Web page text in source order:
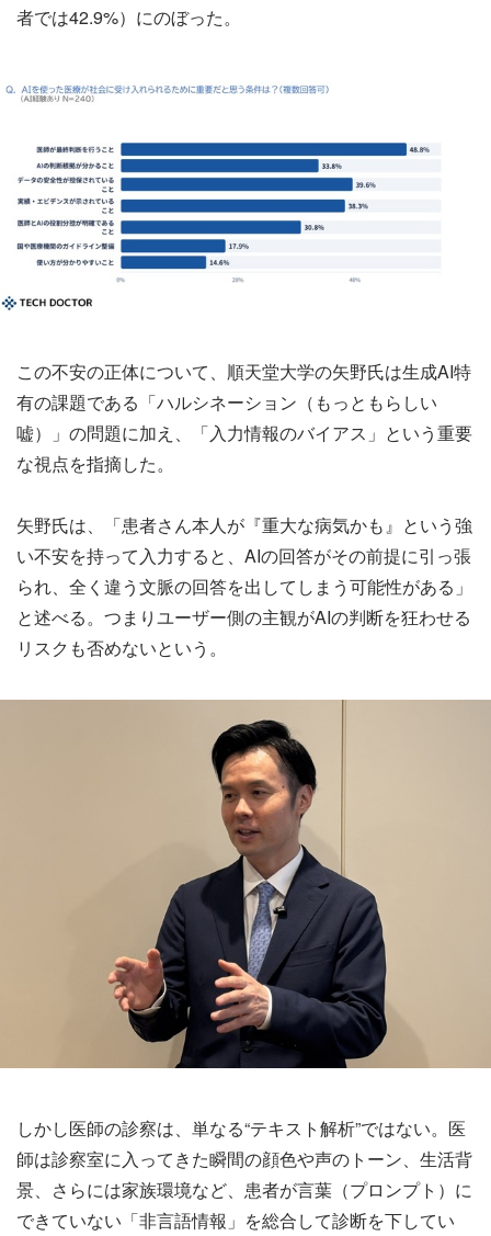
者では42.9%）にのぼった。
この不安の正体について、順天堂大学の矢野氏は生成AI特
有の課題である「ハルシネーション（もっともらしい
嘘）」の問題に加え、「入力情報のバイアス」という重要
な視点を指摘した。
矢野氏は、「患者さん本人が『重大な病気かも』という強
い不安を持って入力すると、AIの回答がその前提に引っ張
られ、全く違う文脈の回答を出してしまう可能性がある」
と述べる。つまりユーザー側の主観がAIの判断を狂わせる
リスクも否めないという。
しかし医師の診察は、単なる“テキスト解析”ではない。医
師は診察室に入ってきた瞬間の顔色や声のトーン、生活背
景、さらには家族環境など、患者が言葉（プロンプト）に
できていない「非言語情報」を総合して診断を下してい